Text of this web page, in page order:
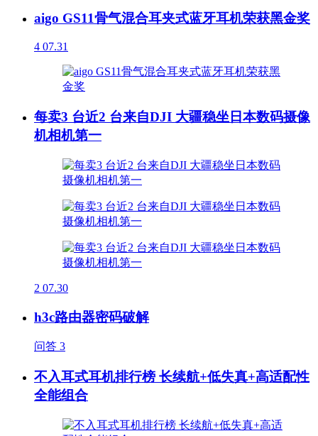
aigo GS11骨气混合耳夹式蓝牙耳机荣获黑金奖
4 07.31
每卖3 台近2 台来自DJI 大疆稳坐日本数码摄像
机相机第一
2 07.30
h3c路由器密码破解
问答 3
不入耳式耳机排行榜 长续航+低失真+高适配性
全能组合